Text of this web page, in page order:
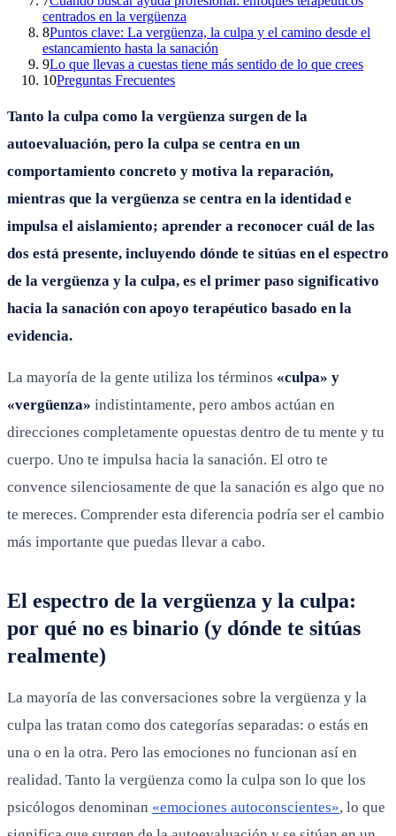
centrados en la vergüenza
8Puntos clave: La vergüenza, la culpa y el camino desde el
estancamiento hasta la sanación
9Lo que llevas a cuestas tiene más sentido de lo que crees
10Preguntas Frecuentes
Tanto la culpa como la vergüenza surgen de la
autoevaluación, pero la culpa se centra en un
comportamiento concreto y motiva la reparación,
mientras que la vergüenza se centra en la identidad e
impulsa el aislamiento; aprender a reconocer cuál de las
dos está presente, incluyendo dónde te sitúas en el espectro
de la vergüenza y la culpa, es el primer paso significativo
hacia la sanación con apoyo terapéutico basado en la
evidencia.
La mayoría de la gente utiliza los términos «culpa» y
«vergüenza» indistintamente, pero ambos actúan en
direcciones completamente opuestas dentro de tu mente y tu
cuerpo. Uno te impulsa hacia la sanación. El otro te
convence silenciosamente de que la sanación es algo que no
te mereces. Comprender esta diferencia podría ser el cambio
más importante que puedas llevar a cabo.
El espectro de la vergüenza y la culpa:
por qué no es binario (y dónde te sitúas
realmente)
La mayoría de las conversaciones sobre la vergüenza y la
culpa las tratan como dos categorías separadas: o estás en
una o en la otra. Pero las emociones no funcionan así en
realidad. Tanto la vergüenza como la culpa son lo que los
psicólogos denominan «emociones autoconscientes», lo que